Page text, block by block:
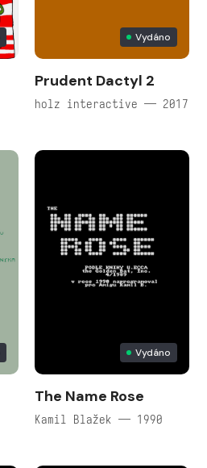
Vydáno
Prudent Dactyl 2
holz interactive — 2017
Vydáno
The Name Rose
Kamil Blažek — 1990